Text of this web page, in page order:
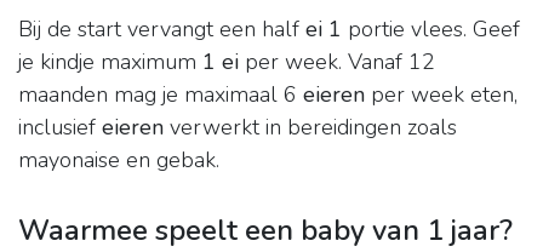
Bij de start vervangt een half ei 1 portie vlees. Geef
je kindje maximum 1 ei per week. Vanaf 12
maanden mag je maximaal 6 eieren per week eten,
inclusief eieren verwerkt in bereidingen zoals
mayonaise en gebak.
Waarmee speelt een baby van 1 jaar?